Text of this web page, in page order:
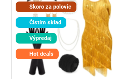
Skoro za polovic
Čistím sklad
Výpredaj
Hot deals